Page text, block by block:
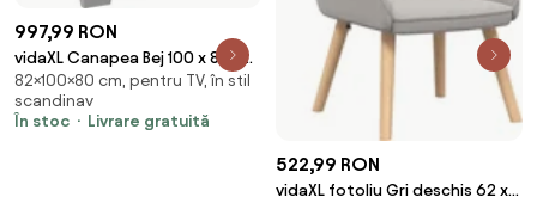
997,99 RON
vidaXL Canapea Bej 100 x 80 x
82 cm Material textil din in
82×100×80 cm, pentru TV, în stil
scandinav
În stoc
Livrare gratuită
522,99 RON
vidaXL fotoliu Gri deschis 62 x